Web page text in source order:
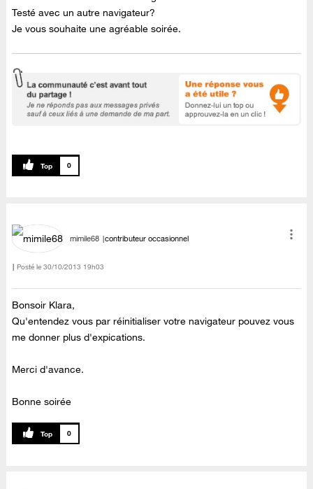
Testé avec un autre navigateur?
Je vous souhaite une agréable soirée.
0
mimile68 contributeur occasionnel
Posté le ‎30/10/2013 19h03
Bonsoir Klara,
Qu'entendez vous par réinitialiser votre navigateur pouvez vous
me donner plus d'expications.
Merci d'avance.
Bonne soirée
0